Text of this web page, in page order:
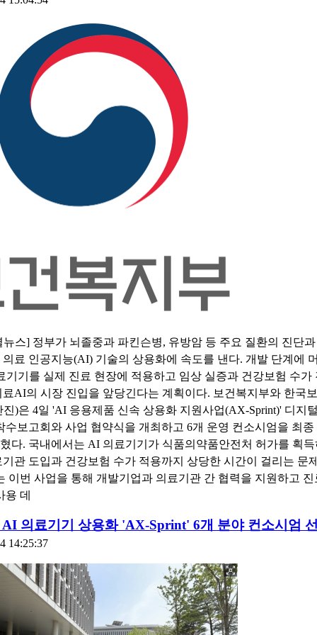
스] 정부가 뇌졸중과 파킨슨병, 유방암 등 주요 질환의 진단
료 인공지능(AI) 기술의 상용화에 속도를 낸다. 개발 단계에
기기를 실제 진료 현장에 적용하고 임상 실증과 건강보험 수가
AI의 시장 진입을 앞당긴다는 계획이다. 보건복지부와 한국
진)은 4일 'AI 응용제품 신속 상용화 지원사업(AX-Sprint)' 디지
수보고회와 사업 협약식을 개최하고 6개 운영 컨소시엄을 최종
다. 국내에서는 AI 의료기기가 식품의약품안전처 허가를 획
관 도입과 건강보험 수가 적용까지 상당한 시간이 걸리는 문
이번 사업을 통해 개발기업과 의료기관 간 협력을 지원하고 진
용 데
의료기기 상용화 'AX-Sprint' 6개 분야 컨소시엄
14:25:37